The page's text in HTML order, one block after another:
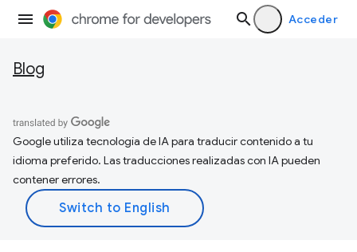
Acceder
Blog
Google utiliza tecnología de IA para traducir contenido a tu
idioma preferido. Las traducciones realizadas con IA pueden
contener errores.